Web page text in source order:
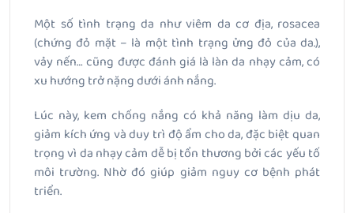
Một số tình trạng da như viêm da cơ địa, rosacea
(chứng đỏ mặt – là một tình trạng ửng đỏ của da.),
vảy nến… cũng được đánh giá là làn da nhạy cảm, có
xu hướng trở nặng dưới ánh nắng.
Lúc này, kem chống nắng có khả năng làm dịu da,
giảm kích ứng và duy trì độ ẩm cho da, đặc biệt quan
trọng vì da nhạy cảm dễ bị tổn thương bởi các yếu tố
môi trường. Nhờ đó giúp giảm nguy cơ bệnh phát
triển.